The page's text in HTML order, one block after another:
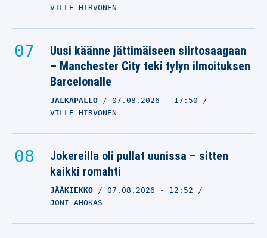
VILLE HIRVONEN
Uusi käänne jättimäiseen siirtosaagaan
– Manchester City teki tylyn ilmoituksen
Barcelonalle
JALKAPALLO 07.08.2026 - 17:50
VILLE HIRVONEN
Jokereilla oli pullat uunissa – sitten
kaikki romahti
JÄÄKIEKKO 07.08.2026 - 12:52
JONI AHOKAS